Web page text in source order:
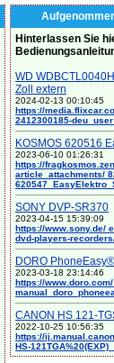
Hinterlassen Sie
WD
Zoll extern
2024-02-13 00:10:45
https://
2412300185-
KOSMOS 620516
2023-06-10 01:26:31
https://
article_attachments/
SONY DVP-SR370
2023-04-15 15:39:09
https://www.sony.de/
dvd-players-
DORO
2023-03-18 23:14:46
https://
CANON HS 121-
2022-10-25 10:56:35
https://
HS-